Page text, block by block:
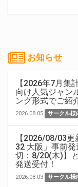
お知らせ
【2026年7月集
向け人気ジャン
ング形式でご紹
2026.08.05 サークル様
【2026/08/03
32 大阪」事前
切：8/20(木)】
発送受付！
2026.08.03 サークル様